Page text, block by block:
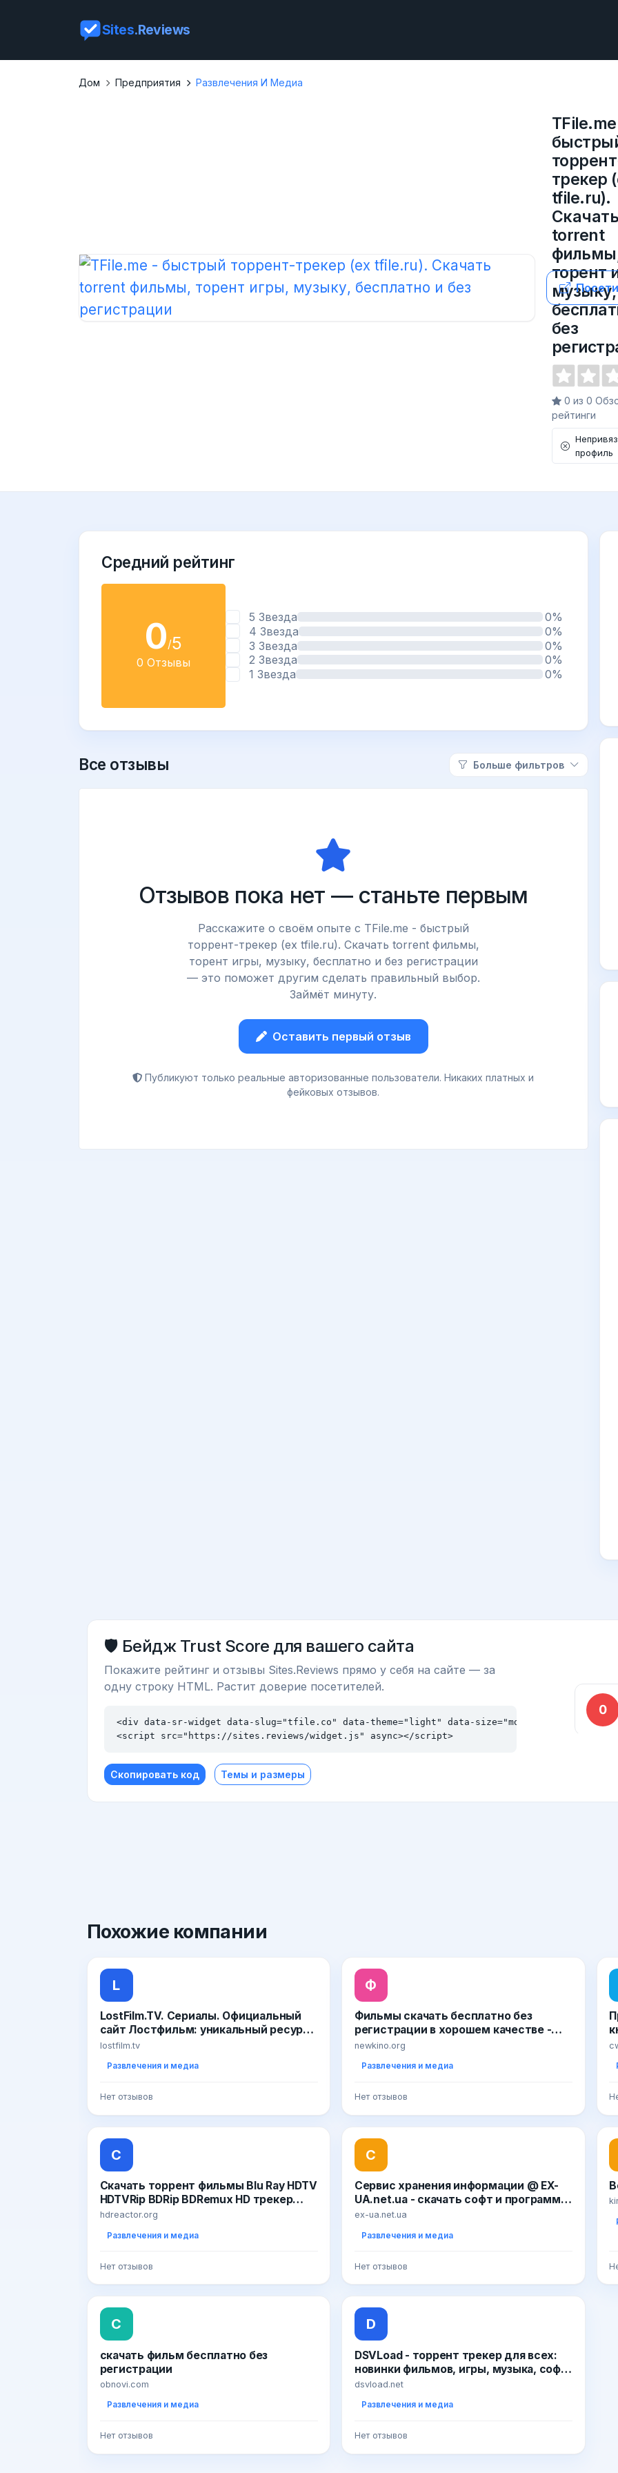
Sites.Reviews
Дом Предприятия Развлечения И Медиа
трекер
tfile.ru).
Скачать
torrent
торент
музыку,
без
0 из 0
рейтинги
профиль
Средний рейтинг
0/5
0 Отзывы
5 Звезда
0%
4 Звезда
0%
3 Звезда
0%
2 Звезда
0%
1 Звезда
0%
Все отзывы Больше фильтров
Отзывов пока нет — станьте первым
Расскажите о своём опыте с TFile.me - быстрый
торрент-трекер (ex tfile.ru). Скачать torrent фильмы,
торент игры, музыку, бесплатно и без регистрации
— это поможет другим сделать правильный выбор.
Займёт минуту.
Оставить первый отзыв
Публикуют только реальные авторизованные пользователи. Никаких платных и
фейковых отзывов.
🛡️ Бейдж Trust Score для вашего сайта
Покажите рейтинг и отзывы Sites.Reviews прямо у себя на сайте — за
одну строку HTML. Растит доверие посетителей.
<div data-sr-widget data-slug="tfile.co" data-theme="light" data-size="md"></div>
<script src="https://sites.reviews/widget.js" async></script>
Скопировать код Темы и размеры
Похожие компании
L
LostFilm.TV. Сериалы. Официальный
сайт Лостфильм: уникальный ресурс
о сериалах!
lostfilm.tv
Развлечения и медиа
Нет отзывов
Ф
Фильмы скачать бесплатно без
регистрации в хорошем качестве -
Новинки Кино
newkino.org
Развлечения и медиа
Нет отзывов
С
Скачать торрент фильмы Blu Ray HDTV
HDTVRip BDRip BDRemux HD трекер
бесплатно
hdreactor.org
Развлечения и медиа
Нет отзывов
С
Сервис хранения информации @ EX-
UA.net.ua - скачать софт и программы
| скачать бесплатно фильмы | скачать
альбомами
ex-ua.net.ua
Развлечения и медиа
Нет отзывов
С
скачать фильм бесплатно без
регистрации
obnovi.com
Развлечения и медиа
Нет отзывов
D
DSVLoad - торрент трекер для всех:
новинки фильмов, игры, музыка, софт
скачать бесплатно на высокой
dsvload.net
Развлечения и медиа
Нет отзывов